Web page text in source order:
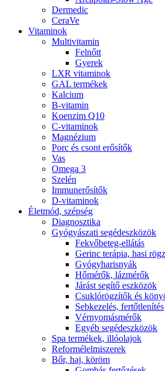
Dermedic
CeraVe
Vitaminok
Multivitamin
Felnőtt
Gyerek
LXR vitaminok
GAL termékek
Kalcium
B-vitamin
Koenzim Q10
C-vitaminok
Magnézium
Porc és csont erősítők
Vas
Omega 3
Szelén
Immunerősítők
D-vitaminok
Életmód, szépség
Diagnosztika
Gyógyászati segédeszközök
Fekvőbeteg-ellátás
Gerinc terápia, hasi
Gyógyharisnyák
Hőmérők, lázmérők
Járást segítő eszközök
Csuklórögzítők és
Sebkezelés, fertőtlenítés
Vérnyomásmérők
Egyéb segédeszközök
Spa termékek, illóolajok
Reformélelmiszerek
Bőr, haj, köröm